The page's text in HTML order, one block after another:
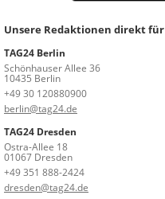
Unsere Redaktionen direkt
TAG24 Berlin
Schönhauser Allee 36
10435 Berlin
+49 30 120880900
berlin@tag24.de
TAG24 Dresden
Ostra-Allee 18
01067 Dresden
+49 351 888-2424
dresden@tag24.de